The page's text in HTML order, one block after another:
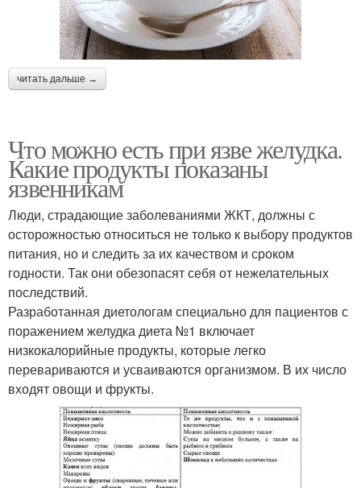
читать дальше →
Что можно есть при язве желудка.
Какие продукты показаны
язвенникам
Люди, страдающие заболеваниями ЖКТ, должны с
осторожностью относиться не только к выбору продуктов
питания, но и следить за их качеством и сроком
годности. Так они обезопасят себя от нежелательных
последствий.
Разработанная диетологам специально для пациентов с
поражением желудка диета №1 включает
низкокалорийные продукты, которые легко
перевариваются и усваиваются организмом. В их число
входят овощи и фрукты.